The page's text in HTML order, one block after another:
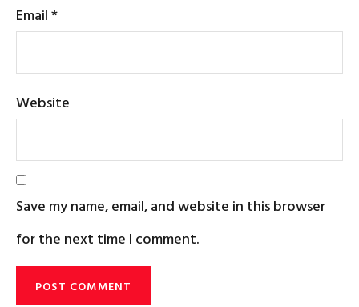
Email*
Website
Save my name, email, and website in this browser
for the next time I comment.